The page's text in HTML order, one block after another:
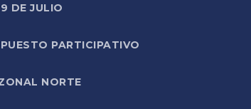
DE JULIO
PARTICIPATIVO
NORTE